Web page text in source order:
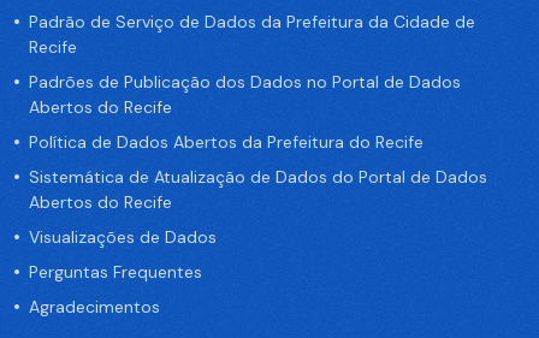
Padrão de Serviço de Dados da Prefeitura da Cidade de
Recife
Padrões de Publicação dos Dados no Portal de Dados
Abertos do Recife
Política de Dados Abertos da Prefeitura do Recife
Sistemática de Atualização de Dados do Portal de Dados
Abertos do Recife
Visualizações de Dados
Perguntas Frequentes
Agradecimentos